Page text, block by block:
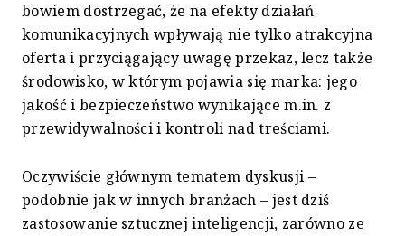
bowiem dostrzegać, że na efekty działań
komunikacyjnych wpływają nie tylko atrakcyjna
oferta i przyciągający uwagę przekaz, lecz także
środowisko, w którym pojawia się marka: jego
jakość i bezpieczeństwo wynikające m.in. z
przewidywalności i kontroli nad treściami.
Oczywiście głównym tematem dyskusji –
podobnie jak w innych branżach – jest dziś
zastosowanie sztucznej inteligencji, zarówno ze